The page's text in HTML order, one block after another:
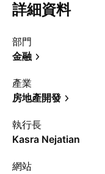
詳細資料
部門
金融
產業
房地產開發
執行長
Kasra Nejatian
網站